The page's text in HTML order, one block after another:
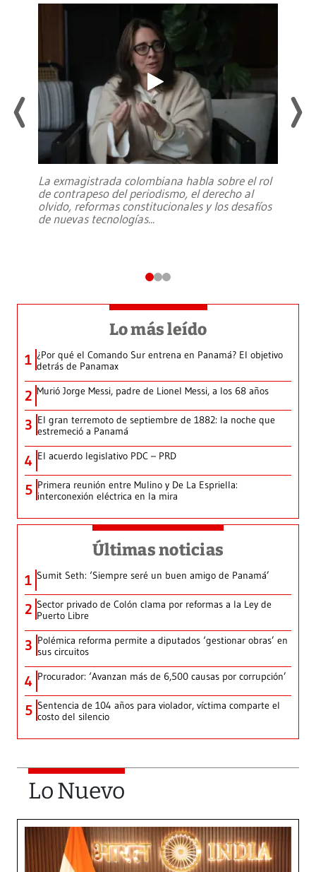
La exmagistrada colombiana habla sobre el rol
de contrapeso del periodismo, el derecho al
olvido, reformas constitucionales y los desafíos
de nuevas tecnologías...
Lo más leído
1 ¿Por qué el Comando Sur entrena en Panamá? El objetivo
detrás de Panamax
2 Murió Jorge Messi, padre de Lionel Messi, a los 68 años
3 El gran terremoto de septiembre de 1882: la noche que
estremeció a Panamá
4 El acuerdo legislativo PDC – PRD
5 Primera reunión entre Mulino y De La Espriella:
interconexión eléctrica en la mira
Últimas noticias
1 Sumit Seth: ‘Siempre seré un buen amigo de Panamá’
2 Sector privado de Colón clama por reformas a la Ley de
Puerto Libre
3 Polémica reforma permite a diputados ‘gestionar obras’ en
sus circuitos
4 Procurador: ‘Avanzan más de 6,500 causas por corrupción’
5 Sentencia de 104 años para violador, víctima comparte el
costo del silencio
Lo Nuevo